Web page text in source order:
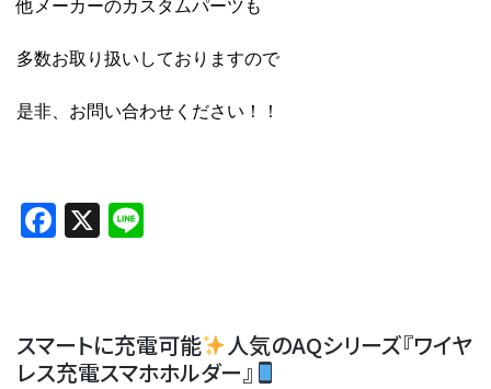
他メーカーのカスタムパーツも
多数お取り扱いしておりますので
是非、お問い合わせください！！
Facebook
X
スマートに充電可能
人気のAQシリーズ『ワイヤ
レス充電スマホホルダー』